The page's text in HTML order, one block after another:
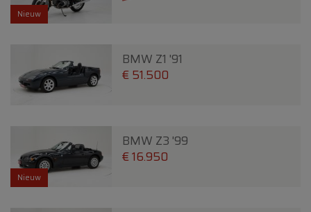
Nieuw
BMW Z1 '91
€ 51.500
Nieuw
BMW Z3 '99
€ 16.950